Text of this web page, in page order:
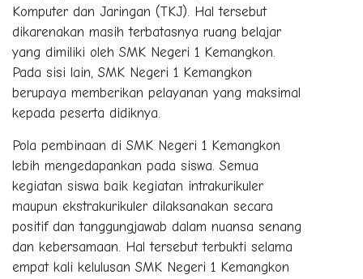
Komputer dan Jaringan (TKJ). Hal tersebut
dikarenakan masih terbatasnya ruang belajar
yang dimiliki oleh SMK Negeri 1 Kemangkon.
Pada sisi lain, SMK Negeri 1 Kemangkon
berupaya memberikan pelayanan yang maksimal
kepada peserta didiknya.
Pola pembinaan di SMK Negeri 1 Kemangkon
lebih mengedapankan pada siswa. Semua
kegiatan siswa baik kegiatan intrakurikuler
maupun ekstrakurikuler dilaksanakan secara
positif dan tanggungjawab dalam nuansa senang
dan kebersamaan. Hal tersebut terbukti selama
empat kali kelulusan SMK Negeri 1 Kemangkon